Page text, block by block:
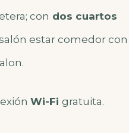
con dos cuartos
estar comedor con
Wi-Fi gratuita.